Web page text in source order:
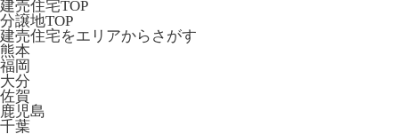
建売住宅TOP
分譲地TOP
建売住宅をエリアからさがす
熊本
福岡
大分
佐賀
鹿児島
千葉